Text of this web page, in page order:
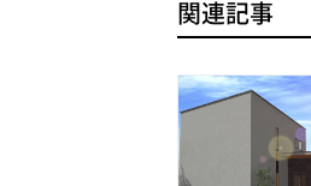
関連記事